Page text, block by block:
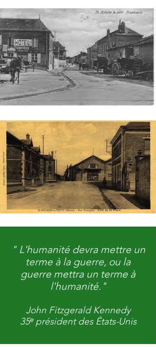
" L'humanité devra mettre un
terme à la guerre, ou la
guerre mettra un terme à
l'humanité."
John Fitzgerald Kennedy
35ᵉ président des États-Unis